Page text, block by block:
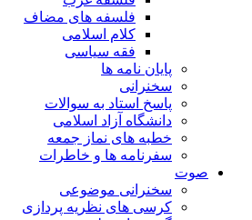
فلسفه های مضاف
کلام اسلامی
فقه سیاسی
پایان نامه ها
سخنرانی
پاسخ استاد به سوالات
دانشگاه آزاد اسلامی
خطبه های نماز جمعه
سفرنامه ها و خاطرات
صوت
سخنرانی موضوعی
کرسی های نظریه پردازی